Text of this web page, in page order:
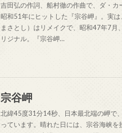
吉田弘の作詞、船村徹の作曲で、ダ・
昭和51年にヒットした『宗谷岬』。実
まさとし）はリメイクで、昭和47年7月
リジナル。『宗谷岬…
宗谷岬
北緯45度31分14秒、日本最北端の岬で
っています。晴れた日には、宗谷海峡